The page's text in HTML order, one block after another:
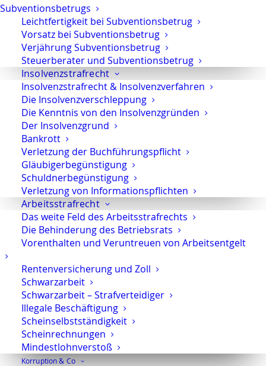
Subventionsbetrugs
Leichtfertigkeit bei Subventionsbetrug
Vorsatz bei Subventionsbetrug
Verjährung Subventionsbetrug
Steuerberater und Subventionsbetrug
Insolvenzstrafrecht
Insolvenzstrafrecht & Insolvenzverfahren
Die Insolvenzverschleppung
Die Kenntnis von den Insolvenzgründen
Der Insolvenzgrund
Bankrott
Verletzung der Buchführungspflicht
Gläubigerbegünstigung
Schuldnerbegünstigung
Verletzung von Informationspflichten
Arbeitsstrafrecht
Das weite Feld des Arbeitsstrafrechts
Die Behinderung des Betriebsrats
Vorenthalten und Veruntreuen von Arbeitsentgelt
Rentenversicherung und Zoll
Schwarzarbeit
Schwarzarbeit – Strafverteidiger
Illegale Beschäftigung
Scheinselbstständigkeit
Scheinrechnungen
Mindestlohnverstoß
Korruption & Co
Beweismittelnund demFragerecht, zur Fragestellung
Aussage-gegen-Aussage, zumVerbot der
Beweiserhebung, demVerwertungswiderspruch
derrichterlichen Befangenheitfinden Sie auf den
folgenden Unterseiten.
E-Mail Teilen Teilen
Drucken
Das interessiert Sie vielleicht auch:
Vorläufige Festnahme – Was tun, wenn die
Polizei mich festnimmt?
Verwertungsverbot